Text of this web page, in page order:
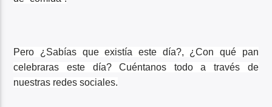
Pero ¿Sabías que existía este día?, ¿Con qué pan
celebraras este día? Cuéntanos todo a través de
nuestras redes sociales.